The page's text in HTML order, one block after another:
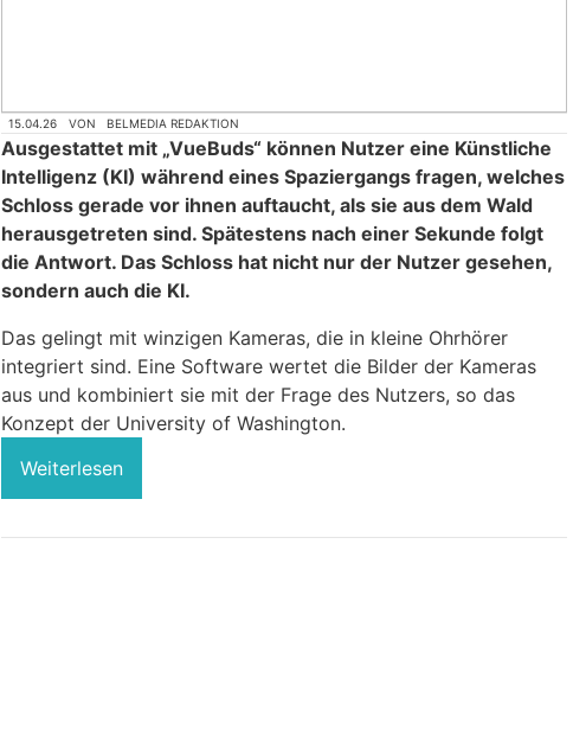
15.04.26 VON BELMEDIA REDAKTION
Ausgestattet mit „VueBuds“ können Nutzer eine Künstliche
Intelligenz (KI) während eines Spaziergangs fragen, welches
Schloss gerade vor ihnen auftaucht, als sie aus dem Wald
herausgetreten sind. Spätestens nach einer Sekunde folgt
die Antwort. Das Schloss hat nicht nur der Nutzer gesehen,
sondern auch die KI.
Das gelingt mit winzigen Kameras, die in kleine Ohrhörer
integriert sind. Eine Software wertet die Bilder der Kameras
aus und kombiniert sie mit der Frage des Nutzers, so das
Konzept der University of Washington.
Weiterlesen